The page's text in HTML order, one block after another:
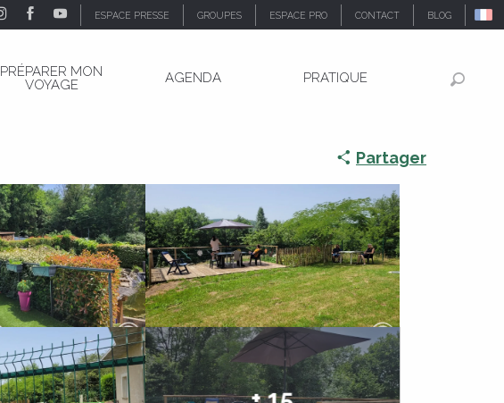
ESPACE PRESSE GROUPES ESPACE PRO CONTACT BLOG
PRÉPARER MON
VOYAGE
AGENDA PRATIQUE
Partager